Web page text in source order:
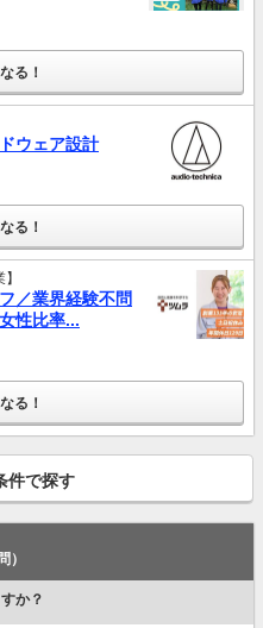
る！
ウェア設計
る！
／業界経験不問
性比率...
る！
件で探す
）
か？